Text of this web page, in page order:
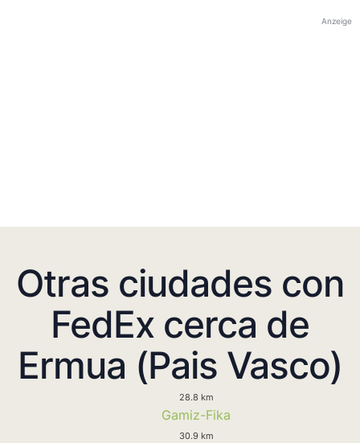
Anzeige
Otras ciudades con
FedEx cerca de
Ermua (Pais Vasco)
28.8 km
Gamiz-Fika
30.9 km